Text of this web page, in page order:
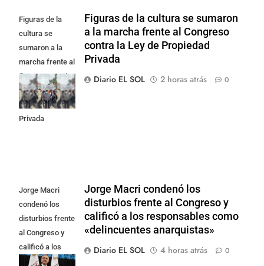
Figuras de la
cultura se
sumaron a la
marcha frente al
Congreso contra
la Ley de
Propiedad
Privada
Figuras de la cultura se sumaron
a la marcha frente al Congreso
contra la Ley de Propiedad
Privada
Diario EL SOL
2 horas atrás 0
Jorge Macri
condenó los
disturbios frente
al Congreso y
calificó a los
responsables
Jorge Macri condenó los
disturbios frente al Congreso y
calificó a los responsables como
«delincuentes anarquistas»
Diario EL SOL
4 horas atrás 0